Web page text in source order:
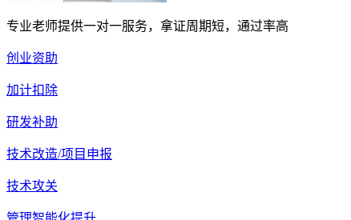
专业老师提供一对一服务，拿证周期短，通过率高
创业资助
加计扣除
研发补助
技术改造/项目申报
技术攻关